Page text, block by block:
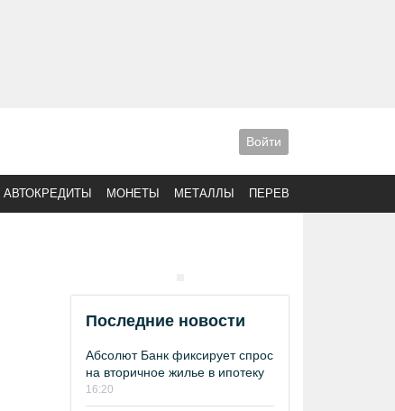
Войти
АВТОКРЕДИТЫ МОНЕТЫ МЕТАЛЛЫ ПЕРЕВОДЫ
Последние новости
Абсолют Банк фиксирует спрос
на вторичное жилье в ипотеку
16:20